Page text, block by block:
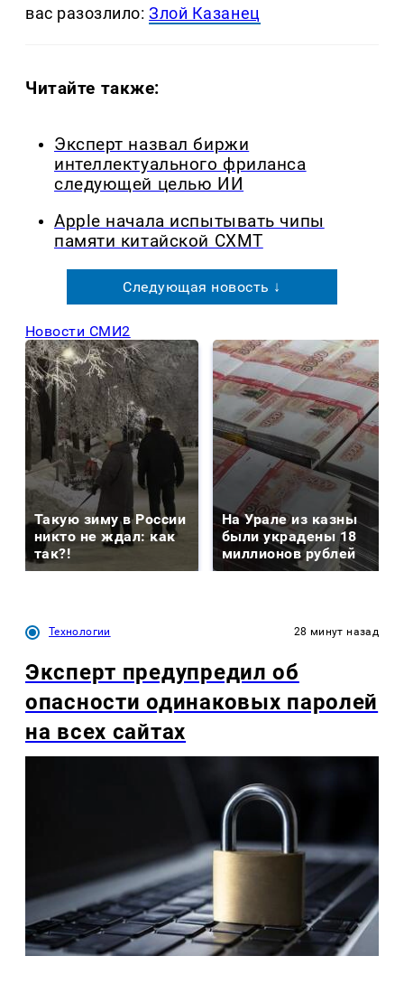
вас разозлило:Злой Казанец
Читайте также:
Эксперт назвал биржи
интеллектуального фриланса
следующей целью ИИ
Apple начала испытывать чипы
памяти китайской CXMT
Следующая новость ↓
Новости СМИ2
Такую зиму в России
никто не ждал: как
так?!
На Урале из казны
были украдены 18
миллионов рублей
Технологии 28 минут назад
Эксперт предупредил об
опасности одинаковых паролей
на всех сайтах